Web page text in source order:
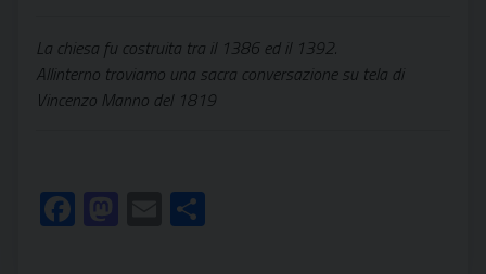
La chiesa fu costruita tra il 1386 ed il 1392.
Allinterno troviamo una sacra conversazione su tela di
Vincenzo Manno del 1819
Facebook
Mastodon
Email